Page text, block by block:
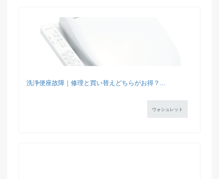
洗浄便座故障｜修理と買い替えどちらがお得？...
ウォシュレット